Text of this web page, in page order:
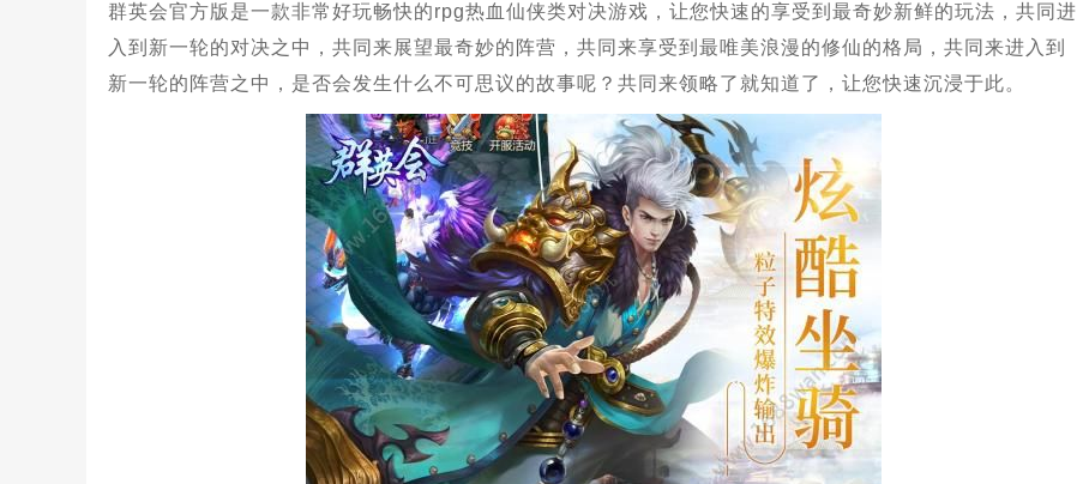
群英会官方版是一款非常好玩畅快的rpg热血仙侠类对决游戏，让您快速的享受到最奇妙新鲜的玩法，共同进
入到新一轮的对决之中，共同来展望最奇妙的阵营，共同来享受到最唯美浪漫的修仙的格局，共同来进入到
新一轮的阵营之中，是否会发生什么不可思议的故事呢？共同来领略了就知道了，让您快速沉浸于此。